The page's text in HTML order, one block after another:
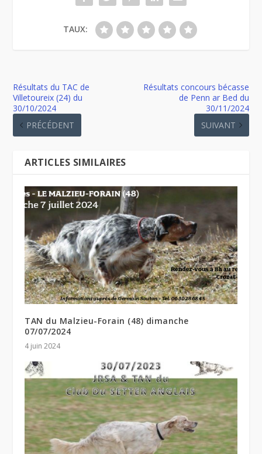
TAUX:
Résultats du TAC de
Villetoureix (24) du
30/10/2024
PRÉCÉDENT
Résultats concours bécasse
de Penn ar Bed du
30/11/2024
SUIVANT
ARTICLES SIMILAIRES
TAN du Malzieu-Forain (48) dimanche
07/07/2024
4 juin 2024